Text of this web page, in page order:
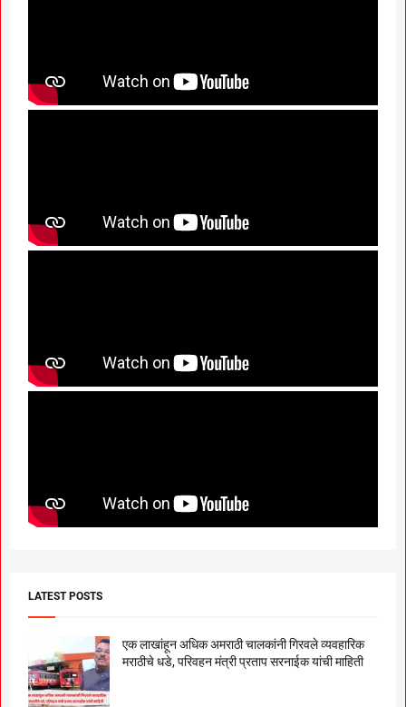
LATEST POSTS
एक लाखांहून अधिक अमराठी चालकांनी गिरवले व्यवहारिक
मराठीचे धडे, परिवहन मंत्री प्रताप सरनाईक यांची माहिती